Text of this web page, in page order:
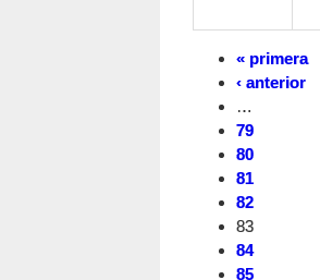
« primera
‹ anterior
…
79
80
81
82
83
84
85